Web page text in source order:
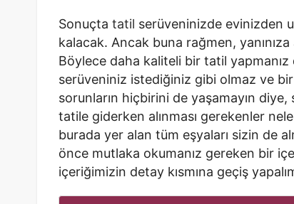
Sonuçta tatil serüveninizde evinizden
kalacak. Ancak buna rağmen,
Böylece daha kaliteli bir tatil
serüveniniz istediğiniz gibi olmaz ve
sorunların hiçbirini de yaşamayın
tatile giderken alınması gerekenler
burada yer alan tüm eşyaları sizin de
önce mutlaka okumanız gereken bir
içeriğimizin detay kısmına geçiş